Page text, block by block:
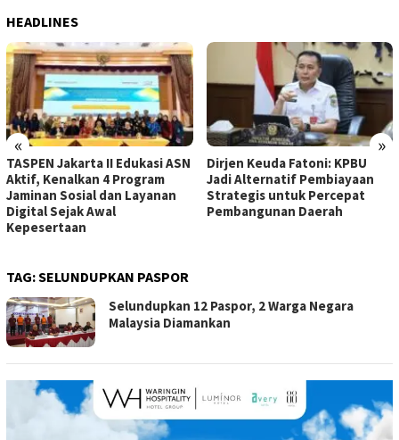
HEADLINES
« »
TASPEN Jakarta II Edukasi ASN
Aktif, Kenalkan 4 Program
Jaminan Sosial dan Layanan
Digital Sejak Awal
Kepesertaan
Dirjen Keuda Fatoni: KPBU
Jadi Alternatif Pembiayaan
Strategis untuk Percepat
Pembangunan Daerah
TAG:SELUNDUPKAN PASPOR
Selundupkan 12 Paspor, 2 Warga Negara
Malaysia Diamankan